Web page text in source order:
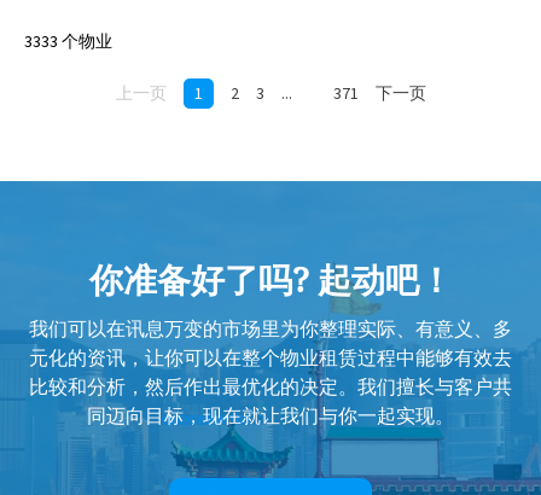
3333 个物业
上一页 1 2 3 ... 371 下一页
你准备好了吗? 起动吧！
我们可以在讯息万变的市场里为你整理实际、有意义、多
元化的资讯，让你可以在整个物业租赁过程中能够有效去
比较和分析，然后作出最优化的决定。我们擅长与客户共
同迈向目标，现在就让我们与你一起实现。